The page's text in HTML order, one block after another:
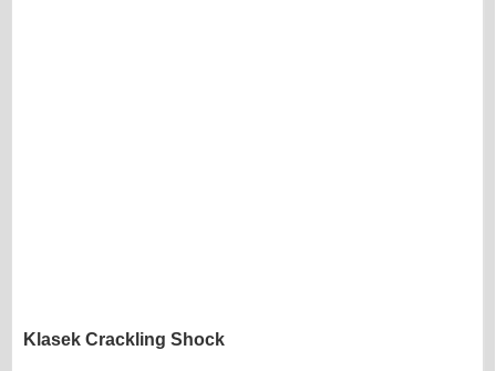
Klasek Crackling Shock